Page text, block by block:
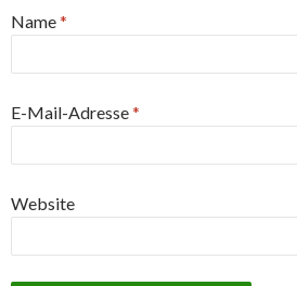
Name*
E-Mail-Adresse*
Website